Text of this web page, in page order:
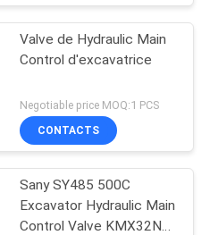
Valve de Hydraulic Main
Control d'excavatrice
Negotiable price MOQ:1 PCS
CONTACTS
Sany SY485 500C
Excavator Hydraulic Main
Control Valve KMX32NA